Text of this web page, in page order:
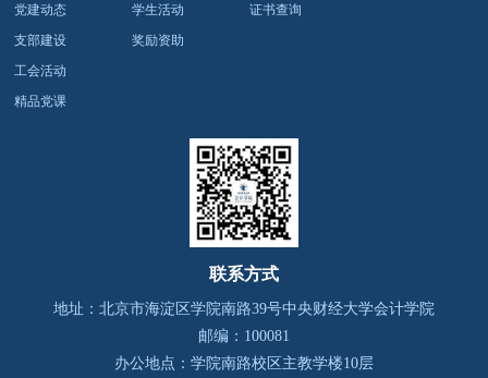
党建动态
支部建设
工会活动
精品党课
学生活动
奖励资助
证书查询
联系方式
地址：北京市海淀区学院南路39号中央财经大学会计学院
邮编：100081
办公地点：学院南路校区主教学楼10层